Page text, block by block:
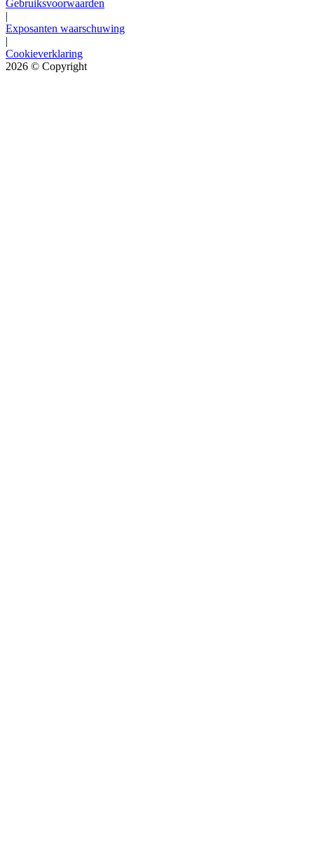
Gebruiksvoorwaarden
|
Exposanten waarschuwing
|
Cookieverklaring
2026 © Copyright